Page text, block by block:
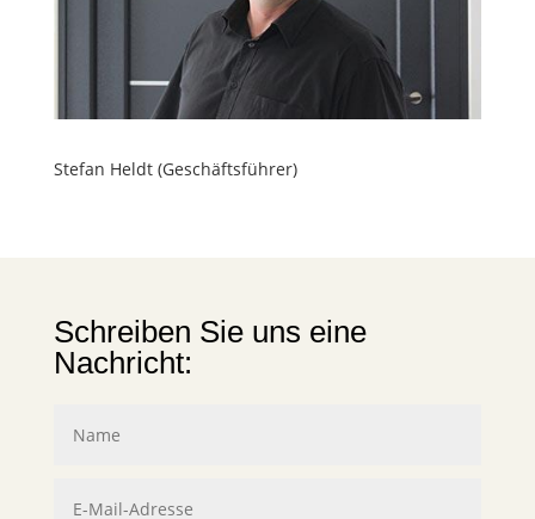
Stefan Heldt (Geschäftsführer)
Schreiben Sie uns eine
Nachricht: